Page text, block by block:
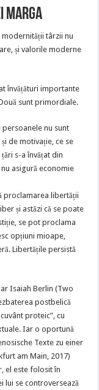
Marga
modernității târzii nu
și valorile moderne
învățături importante
sunt primordiale.
persoanele nu sunt
de motivație, ce se
s-a învățat din
asigură economie
proclamarea libertății
și astăzi că se poate
se pot proclama
opțiuni mioape,
Libertățile persistă
Isaiah Berlin (Two
postbelică
proteic”, cu
Iar o oportună
Texte zu einer
am Main, 2017)
el este folosit în
lui se controversează